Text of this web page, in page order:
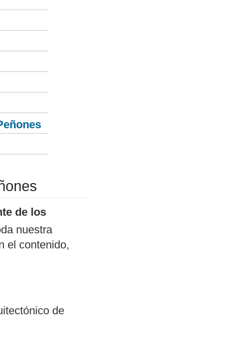
de los
nuestra
el contenido,
de